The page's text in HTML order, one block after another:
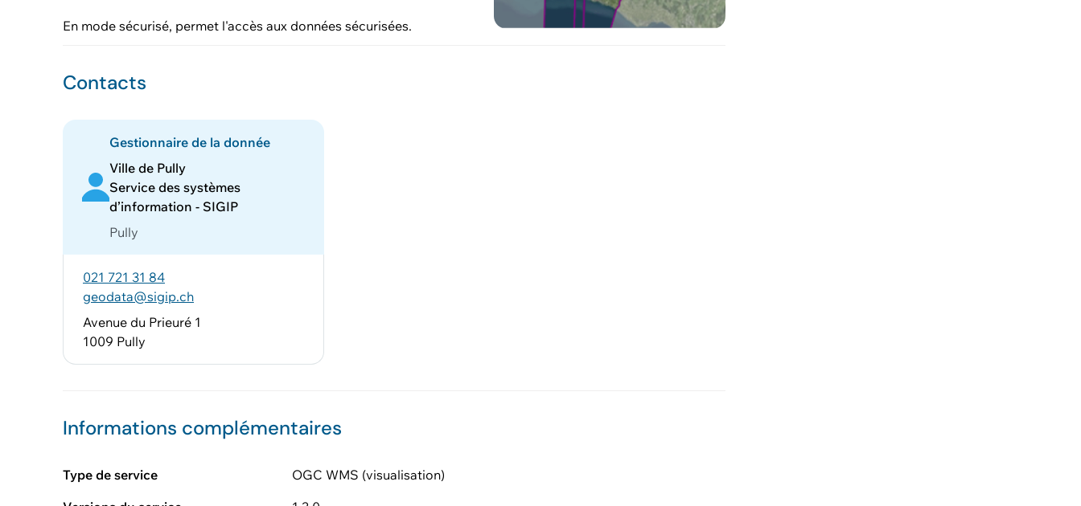
En mode sécurisé, permet l'accès aux données sécurisées.
Contacts
Gestionnaire de la donnée
Ville de Pully
Service des systèmes
d’information - SIGIP
Pully
021 721 31 84
geodata@sigip.ch
Avenue du Prieuré 1
1009 Pully
Informations complémentaires
Type de service
OGC WMS (visualisation)